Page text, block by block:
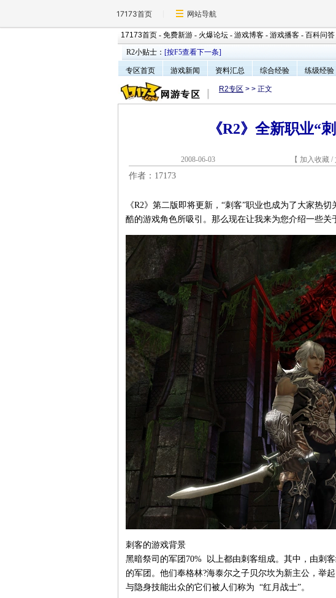
17173首页 网站导航
17173首页 - 免费新游 - 火爆论坛 - 游戏博客 - 游戏播客 - 百科问答
R2小贴士： [按F5查看下一条]
专区首页 游戏新闻 资料汇总 综合经验 练级经验
R2专区 > > 正文
《R2》全新职业“
2008-06-03 【 加入收藏 /
作者：17173
《R2》第二版即将更新，“刺客”职业也成为了大家热
酷的游戏角色所吸引。那么现在让我来为您介绍一些关
刺客的游戏背景
黑暗祭司的军团70% 以上都由刺客组成。其中，由刺
的军团。他们奉格林?海泰尔之子贝尔坎为新主公，举
与隐身技能出众的它们被人们称为 “红月战士”。